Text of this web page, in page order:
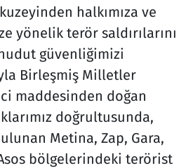
halkımıza ve
yönelik terör saldırılarını
güvenliğimizi
Birleşmiş Milletler
maddesinden doğan
doğrultusunda,
Metina, Zap, Gara,
bölgelerindeki terörist